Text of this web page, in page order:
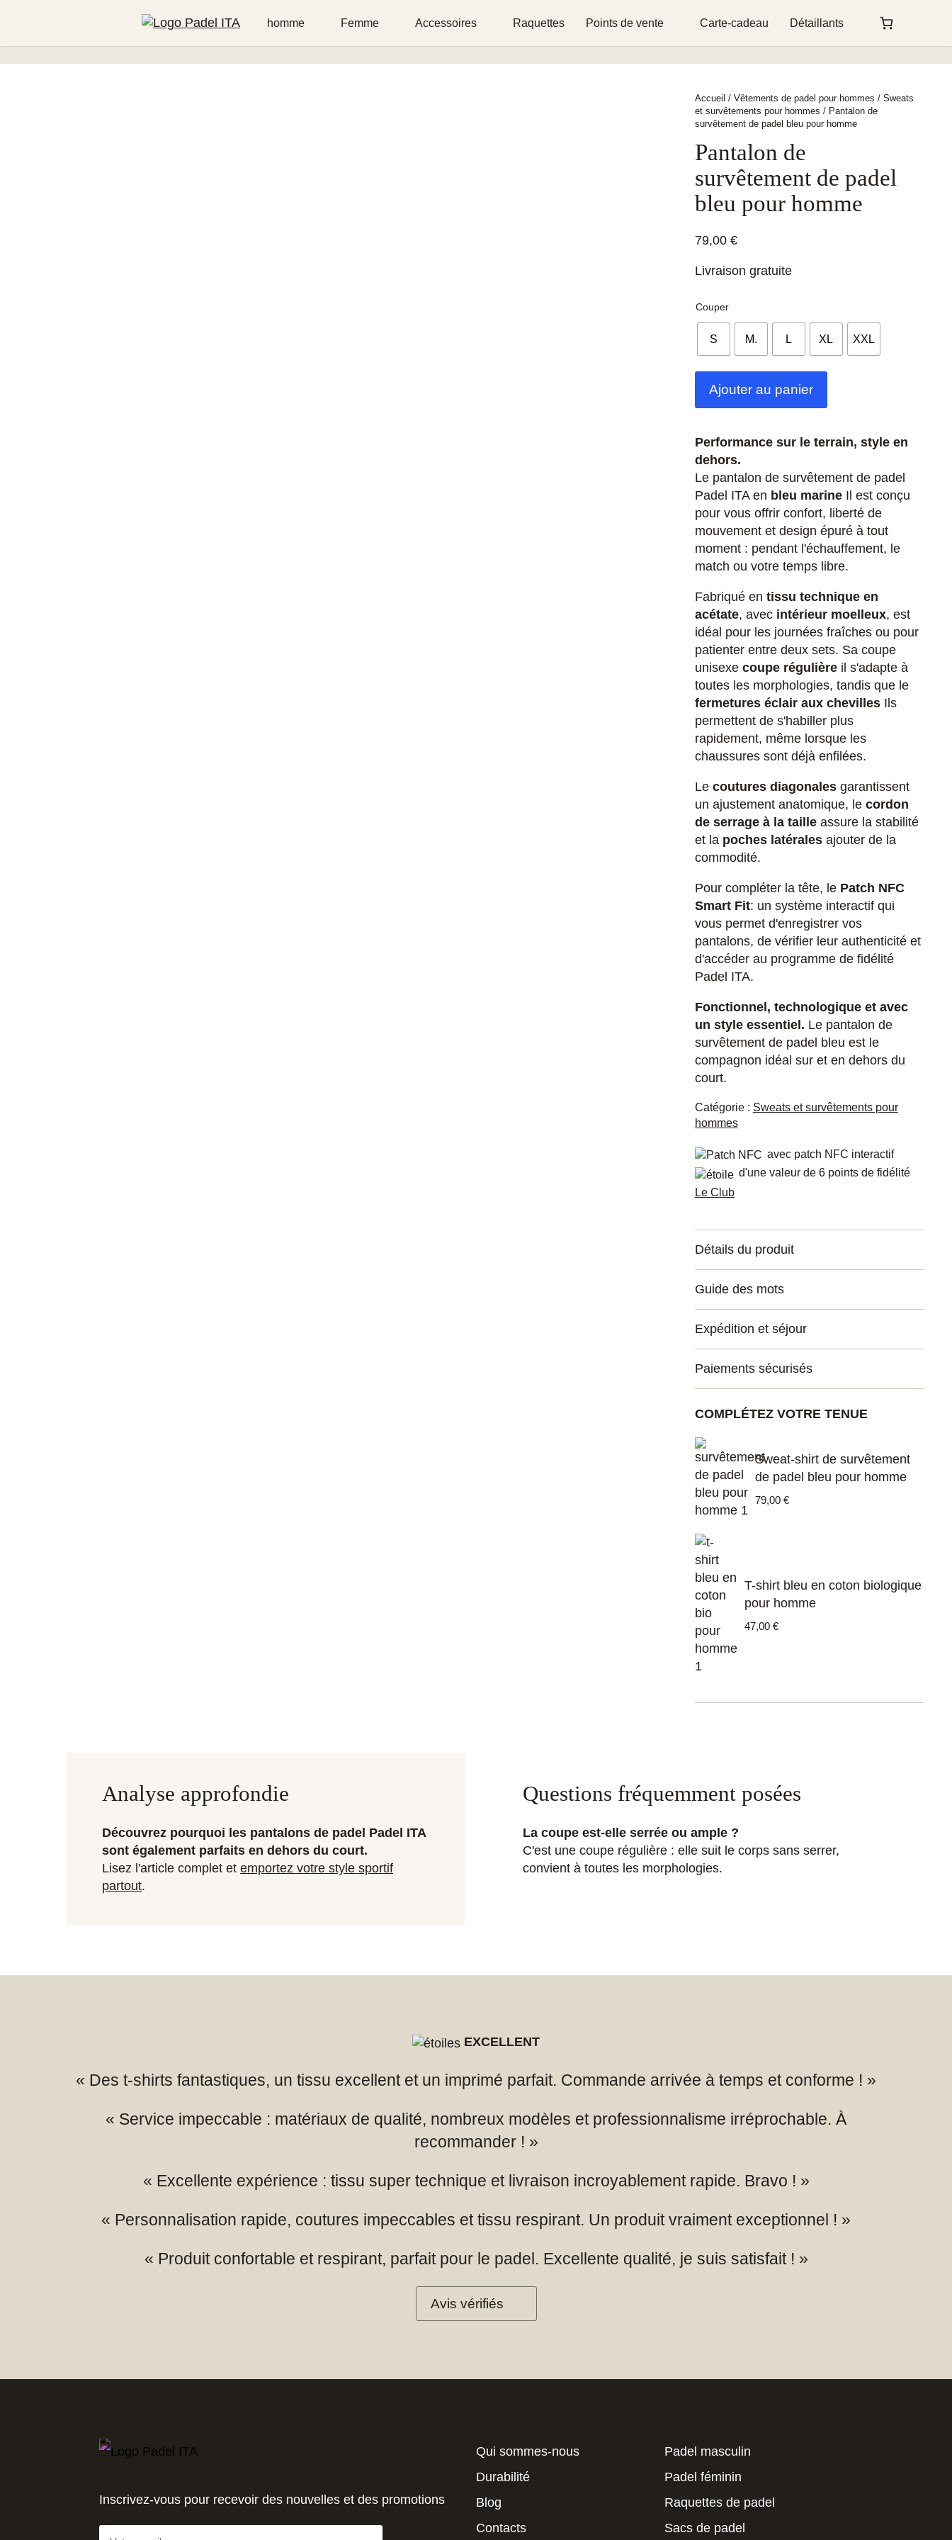
homme Femme Accessoires Raquettes Points de vente Carte-cadeau Détaillants
Accueil / Vêtements de padel pour hommes / Sweats
et survêtements pour hommes / Pantalon de
survêtement de padel bleu pour homme
Pantalon de
survêtement de padel
bleu pour homme
79,00 €
Livraison gratuite
Couper
S M. L XL XXL
Ajouter au panier
Performance sur le terrain, style en
dehors.
Le pantalon de survêtement de padel
Padel ITA en bleu marineIl est conçu
pour vous offrir confort, liberté de
mouvement et design épuré à tout
moment : pendant l'échauffement, le
match ou votre temps libre.
Fabriqué en tissu technique en
acétate, avec intérieur moelleux, est
idéal pour les journées fraîches ou pour
patienter entre deux sets. Sa coupe
unisexe coupe régulièreil s'adapte à
toutes les morphologies, tandis que le
fermetures éclair aux chevillesIls
permettent de s'habiller plus
rapidement, même lorsque les
chaussures sont déjà enfilées.
Le coutures diagonalesgarantissent
un ajustement anatomique, le cordon
de serrage à la tailleassure la stabilité
et la poches latéralesajouter de la
commodité.
Pour compléter la tête, le Patch NFC
Smart Fit: un système interactif qui
vous permet d'enregistrer vos
pantalons, de vérifier leur authenticité et
d'accéder au programme de fidélité
Padel ITA.
Fonctionnel, technologique et avec
un style essentiel. Le pantalon de
survêtement de padel bleu est le
compagnon idéal sur et en dehors du
court.
Catégorie : Sweats et survêtements pour
hommes
avec patch NFC interactif
d'une valeur de 6 points de fidélité
Le Club
Détails du produit
Guide des mots
Expédition et séjour
Paiements sécurisés
COMPLÉTEZ VOTRE TENUE
Sweat-shirt de survêtement
de padel bleu pour homme
79,00 €
T-shirt bleu en coton biologique
pour homme
47,00 €
Analyse approfondie
Découvrez pourquoi les pantalons de padel Padel ITA
sont également parfaits en dehors du court.
Lisez l'article complet et emportez votre style sportif
partout.
Questions fréquemment posées
La coupe est-elle serrée ou ample ?
C'est une coupe régulière : elle suit le corps sans serrer,
convient à toutes les morphologies.
EXCELLENT
« Des t-shirts fantastiques, un tissu excellent et un imprimé parfait. Commande arrivée à temps et conforme ! »
« Service impeccable : matériaux de qualité, nombreux modèles et professionnalisme irréprochable. À
recommander ! »
« Excellente expérience : tissu super technique et livraison incroyablement rapide. Bravo ! »
« Personnalisation rapide, coutures impeccables et tissu respirant. Un produit vraiment exceptionnel ! »
« Produit confortable et respirant, parfait pour le padel. Excellente qualité, je suis satisfait ! »
Avis vérifiés
Inscrivez-vous pour recevoir des nouvelles et des promotions
Qui sommes-nous
Durabilité
Blog
Contacts
Padel masculin
Padel féminin
Raquettes de padel
Sacs de padel